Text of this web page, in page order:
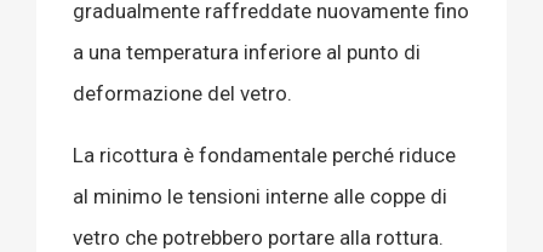
gradualmente raffreddate nuovamente fino
a una temperatura inferiore al punto di
deformazione del vetro.
La ricottura è fondamentale perché riduce
al minimo le tensioni interne alle coppe di
vetro che potrebbero portare alla rottura.